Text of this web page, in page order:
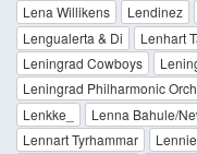
Lena Willikens
Lendinez
Lengualerta & Di
Lenhart
Leningrad Cowboys
Leningrad Philharmonic
Lenkke_
Lenna Bahule/
Lennart Tyrhammar